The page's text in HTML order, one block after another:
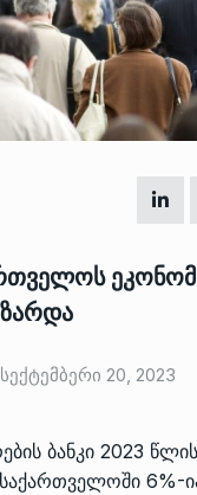
Სექტემბერი 20, 2023
ბანკი 2023 წლის
6%-